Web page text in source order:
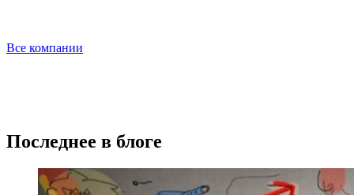
Все компании
Последнее в блоге